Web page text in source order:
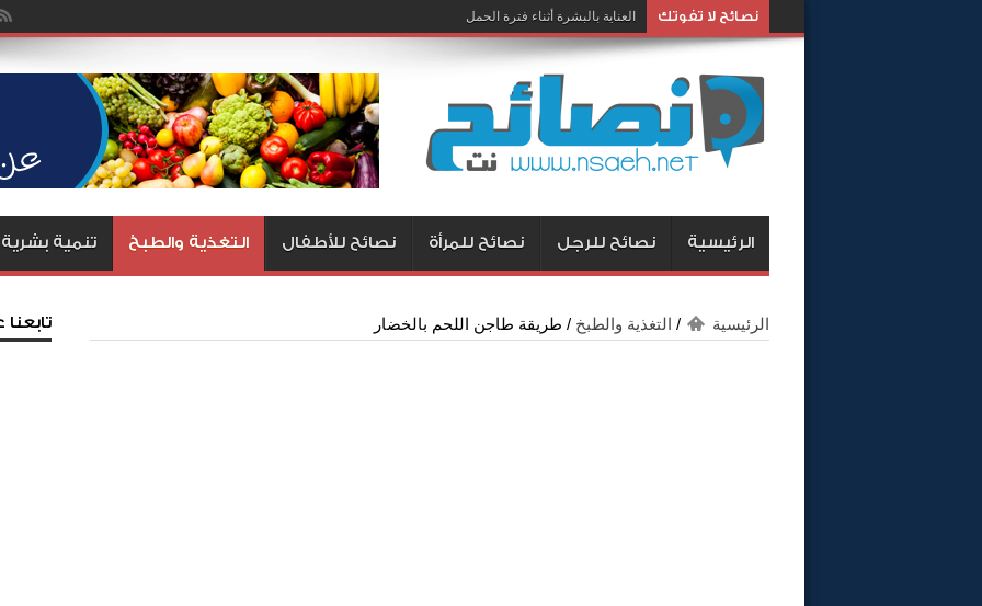
نصائح لا تفوتك العناية بالبشرة أثناء فترة الحمل
أفضل طرق علاج عسر الهضم بسرعة
الرئيسية نصائح للرجل نصائح للمرأة نصائح للأطفال التغذية والطبخ تنمية بشرية
الرئيسية / التغذية والطبخ / طريقة طاجن اللحم بالخضار